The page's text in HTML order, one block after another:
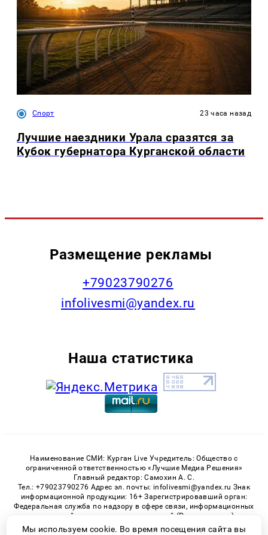
Спорт 23 часа назад
Лучшие наездники Урала сразятся за
Кубок губернатора Курганской области
Размещение рекламы
+79023790276
infolivesmi@yandex.ru
Наша статистика
Наименование СМИ: Курган Live Учредитель: Общество с
ограниченной ответственностью «Лучшие Медиа Решения»
Главный редактор: Самохин А. С.
Тел.: +79023790276 Адрес эл. почты: infolivesmi@yandex.ru Знак
информационной продукции: 16+ Зарегистрировавший орган:
Федеральная служба по надзору в сфере связи, информационных
технологий и массовых коммуникаций (Роскомнадзор)
Регистрационный номер СМИ ЭЛ № ФС 77 - 82535 от 21.01.2022
Мы используем cookie. Во время посещения сайта вы